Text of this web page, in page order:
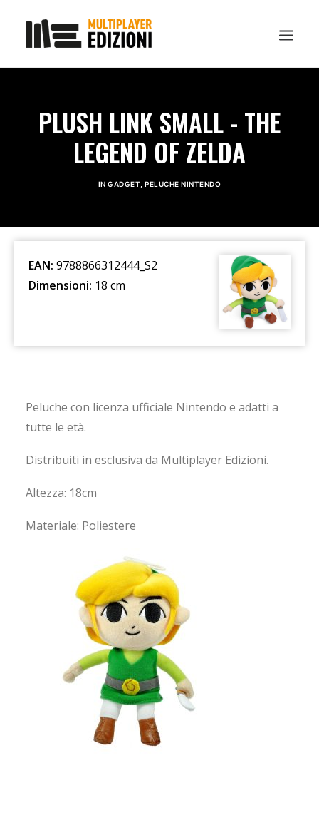
LIBRI
GUIDE STRATEGICHE
CONTATTI
PLUSH LINK SMALL - THE
LEGEND OF ZELDA
INGADGET ,PELUCHE NINTENDO
EAN: 9788866312444_S2
Dimensioni: 18 cm
Peluche con licenza ufficiale Nintendo e adatti a
tutte le età.
Distribuiti in esclusiva da Multiplayer Edizioni.
Altezza: 18cm
Materiale: Poliestere